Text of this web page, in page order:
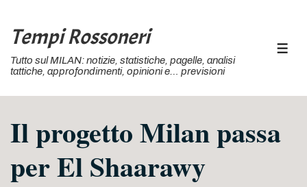
Vai
contenuto
Tempi Rossoneri
Tutto sul MILAN: notizie, statistiche, pagelle, analisi
tattiche, approfondimenti, opinioni e… previsioni
Il progetto Milan passa
per El Shaarawy